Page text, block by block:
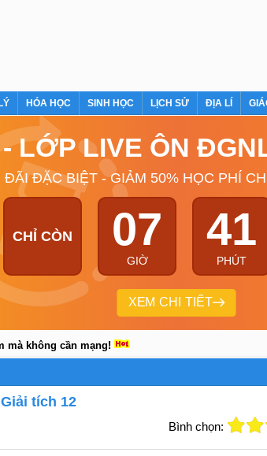
HÓA HỌC SINH HỌC LỊCH SỬ ĐỊA LÍ
- LỚP LIVE ÔN
ĐÃI ĐẶC BIỆT - GIẢM 50% HỌC PHÍ
CHỈ CÒN 07
GIỜ
41
PHÚT
XEM CHI TIẾT
mà không cần mạng!
tích 12
Bình chọn: